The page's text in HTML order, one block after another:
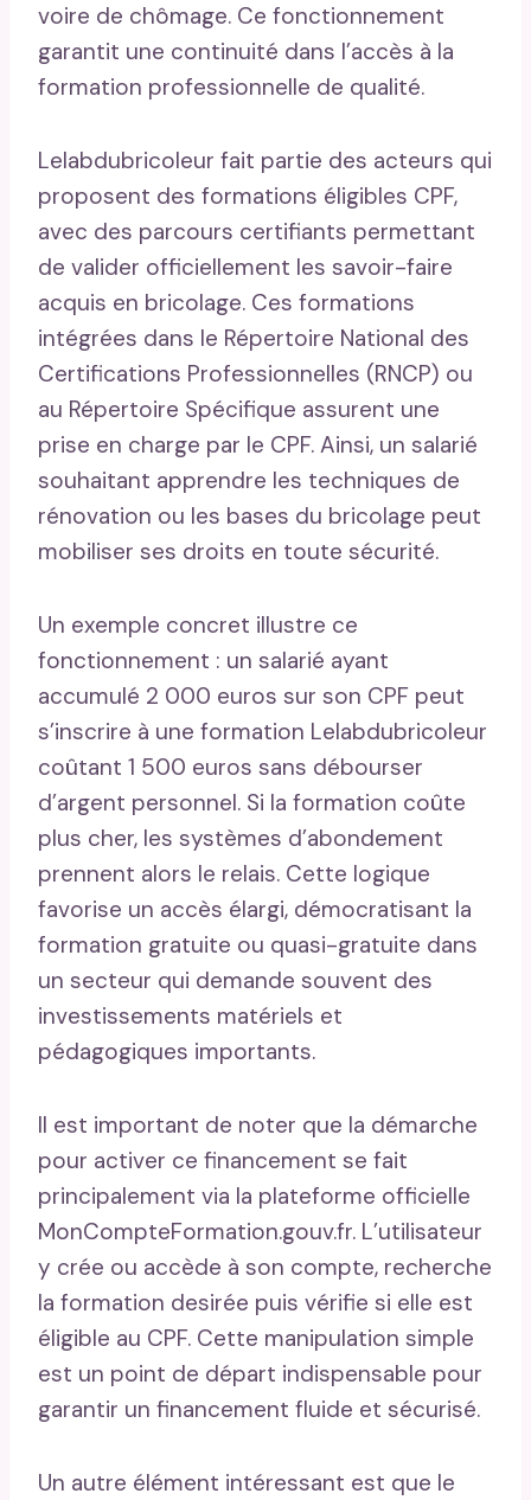
voire de chômage. Ce fonctionnement
garantit une continuité dans l’accès à la
formation professionnelle de qualité.
Lelabdubricoleur fait partie des acteurs qui
proposent des formations éligibles CPF,
avec des parcours certifiants permettant
de valider officiellement les savoir-faire
acquis en bricolage. Ces formations
intégrées dans le Répertoire National des
Certifications Professionnelles (RNCP) ou
au Répertoire Spécifique assurent une
prise en charge par le CPF. Ainsi, un salarié
souhaitant apprendre les techniques de
rénovation ou les bases du bricolage peut
mobiliser ses droits en toute sécurité.
Un exemple concret illustre ce
fonctionnement : un salarié ayant
accumulé 2 000 euros sur son CPF peut
s’inscrire à une formation Lelabdubricoleur
coûtant 1 500 euros sans débourser
d’argent personnel. Si la formation coûte
plus cher, les systèmes d’abondement
prennent alors le relais. Cette logique
favorise un accès élargi, démocratisant la
formation gratuite ou quasi-gratuite dans
un secteur qui demande souvent des
investissements matériels et
pédagogiques importants.
Il est important de noter que la démarche
pour activer ce financement se fait
principalement via la plateforme officielle
MonCompteFormation.gouv.fr. L’utilisateur
y crée ou accède à son compte, recherche
la formation desirée puis vérifie si elle est
éligible au CPF. Cette manipulation simple
est un point de départ indispensable pour
garantir un financement fluide et sécurisé.
Un autre élément intéressant est que le